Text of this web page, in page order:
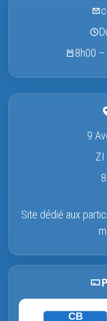
8h00
9
ZI
Site dédié aux
CB